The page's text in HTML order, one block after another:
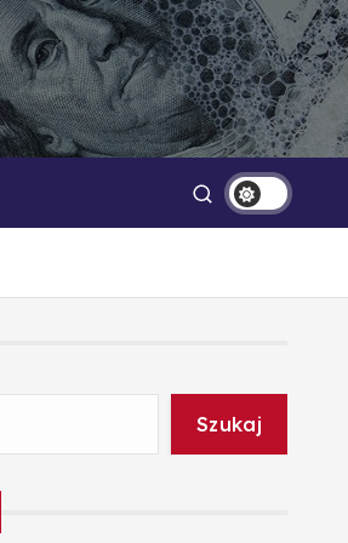
Szukaj